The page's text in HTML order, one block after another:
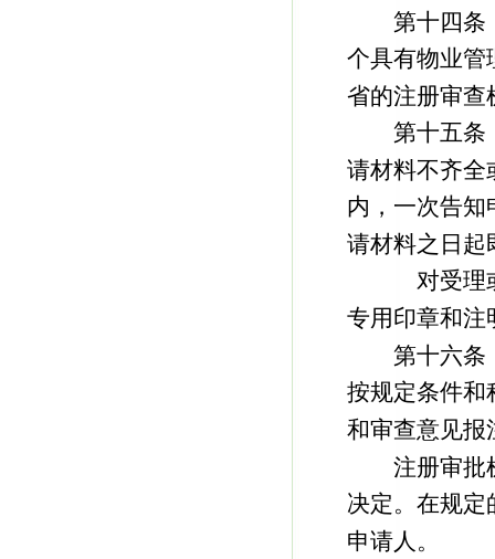
第十四条
个具有物业管
省的注册审查
第十五条
请材料不齐全
内，一次告知
请材料之日起
对受理或者
专用印章和注
第十六条
按规定条件和
和审查意见报
注册审批机
决定。在规定
申请人。